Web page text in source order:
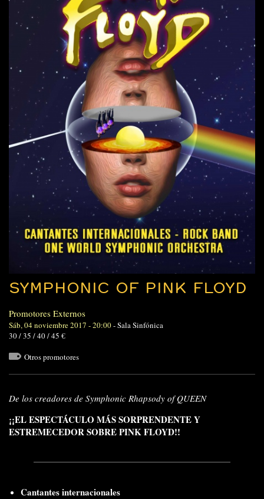
SYMPHONIC OF PINK FLOYD
Promotores Externos
Sáb, 04 noviembre 2017 - 20:00-Sala Sinfónica
30 / 35 / 40 / 45 €
Otros promotores
De los creadores de Symphonic Rhapsody of QUEEN
¡¡EL ESPECTÁCULO MÁS SORPRENDENTE Y
ESTREMECEDOR SOBRE PINK FLOYD!!
Cantantes internacionales